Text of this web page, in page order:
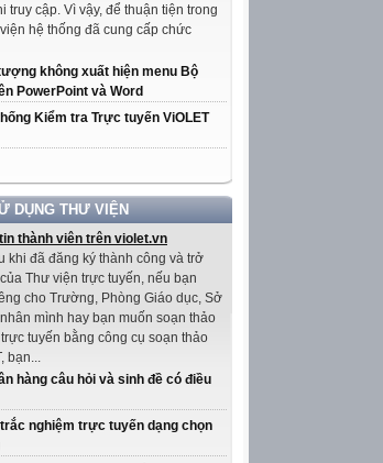
truy cập. Vì vậy, để thuận tiện trong
hệ thống đã cung cấp chức
không xuất hiện menu Bộ
PowerPoint và Word
Kiểm tra Trực tuyến ViOLET
DỤNG THƯ VIỆN
thành viên trên violet.vn
khi đã đăng ký thành công và trở
Thư viện trực tuyến, nếu bạn
cho Trường, Phòng Giáo dục, Sở
mình hay bạn muốn soạn thảo
tuyến bằng công cụ soạn thảo
bạn...
hàng câu hỏi và sinh đề có điều
nghiệm trực tuyến dạng chọn